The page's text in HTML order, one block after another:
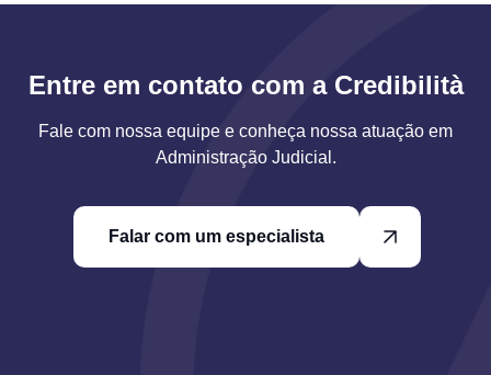
Entre em contato com a Credibilità
Fale com nossa equipe e conheça nossa atuação em
Administração Judicial.
Falar com um especialista